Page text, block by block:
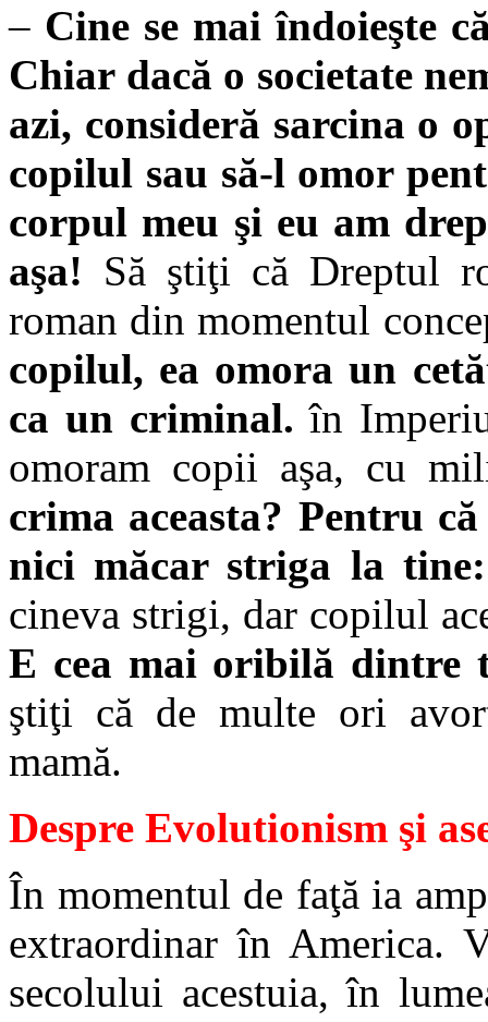
– Cine se mai îndoieşte
Chiar dacă o societate
azi, consideră sarcina o
copilul sau să-l omor
corpul meu şi eu am
aşa! Să ştiţi că Dreptul
roman din momentul
copilul, ea omora un
ca un criminal.în
omoram copii aşa, cu
crima aceasta? Pentru
nici măcar striga la
cineva strigi, dar copilul
E cea mai oribilă dintre
ştiţi că de multe ori
mamă.
Despre Evolutionism şi
În momentul de faţă ia
extraordinar în America.
secolului acestuia, în